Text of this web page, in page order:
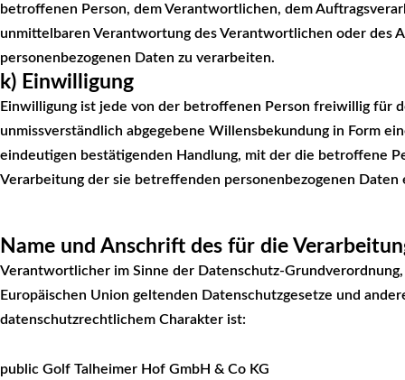
betroffenen Person, dem Verantwortlichen, dem
unmittelbaren Verantwortung des Verantwortlichen oder des
personenbezogenen Daten zu verarbeiten.
k) Einwilligung
Einwilligung ist jede von der betroffenen Person freiwillig für
unmissverständlich abgegebene Willensbekundung in Form
eindeutigen bestätigenden Handlung, mit der die betroffene
Verarbeitung der sie betreffenden personenbezogenen Daten
Name und Anschrift des für die
Verantwortlicher im Sinne der Datenschutz-
Europäischen Union geltenden Datenschutzgesetze und
datenschutzrechtlichem Charakter ist:
public Golf Talheimer Hof GmbH & Co KG